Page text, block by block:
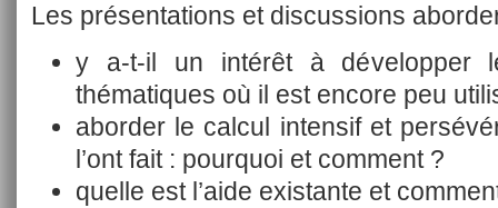
Les présentations et discussions
y a-t-il un intérêt à développer
thématiques où il est encore peu
aborder le calcul intensif et
l’ont fait : pourquoi et comment ?
quelle est l’aide existante et